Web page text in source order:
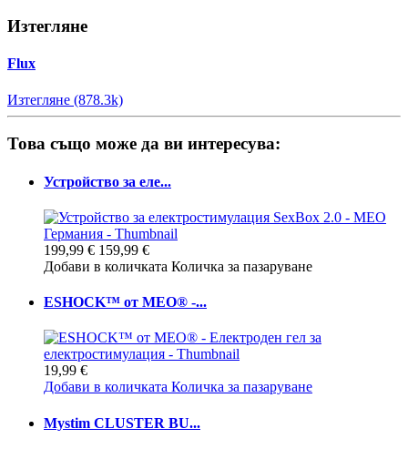
Изтегляне
Flux
Изтегляне (878.3k)
Това също може да ви интересува:
Устройство за еле...
199,99 € 159,99 €
Добави в количката Количка за пазаруване
ESHOCK™ от MEO® -...
19,99 €
Добави в количката Количка за пазаруване
Mystim CLUSTER BU...